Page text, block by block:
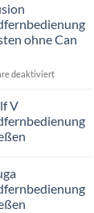
Fremdradio
was
benötigt
ohne Can
deaktiviertfür
nachrüsten
V